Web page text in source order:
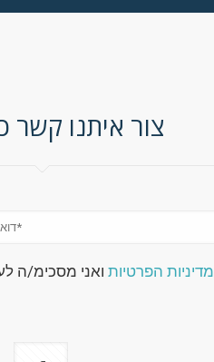
צור איתנו קשר
מדיניות הפרטיות ואני מסכימ/ה